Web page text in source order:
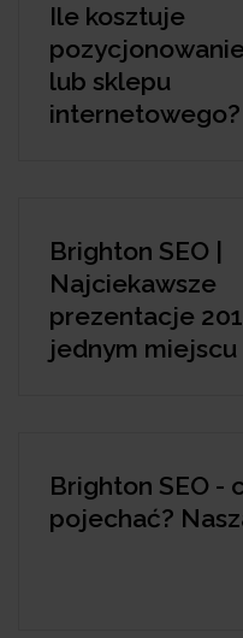
Ile kosztuje
lub sklepu
internetowego?
Brighton SEO |
Najciekawsze
prezentacje
jednym miejscu
Brighton SEO -
pojechać?